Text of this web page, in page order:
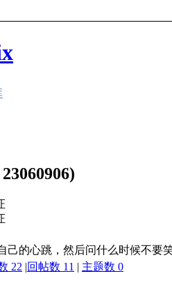
己的心跳，然后问什么时候不要
22 |回帖数 11 | 主题数 0